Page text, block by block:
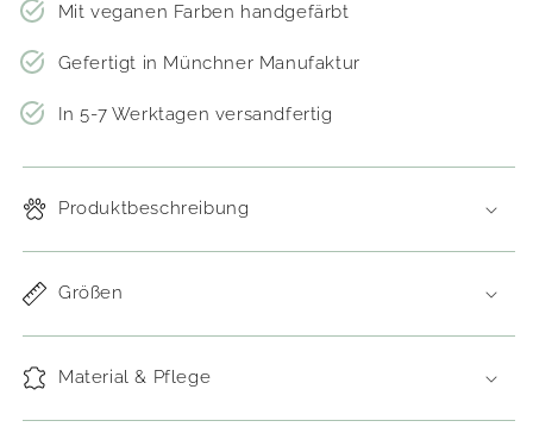
Mit veganen Farben handgefärbt
Gefertigt in Münchner Manufaktur
In 5-7 Werktagen versandfertig
Produktbeschreibung
Größen
Material & Pflege